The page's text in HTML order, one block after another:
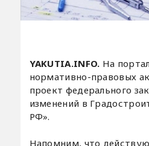
YAKUTIA.INFO. На
нормативно-правовых
проект федерального
изменений в
РФ».
Напомним, что